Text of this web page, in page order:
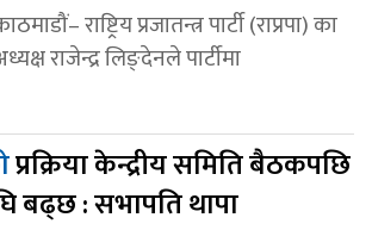
राष्ट्रिय प्रजातन्त्र पार्टी (राप्रपा) का
राजेन्द्र लिङ्देनले पार्टीमा
प्रक्रिया केन्द्रीय समिति बैठकपछि
बढ्छ : सभापति थापा